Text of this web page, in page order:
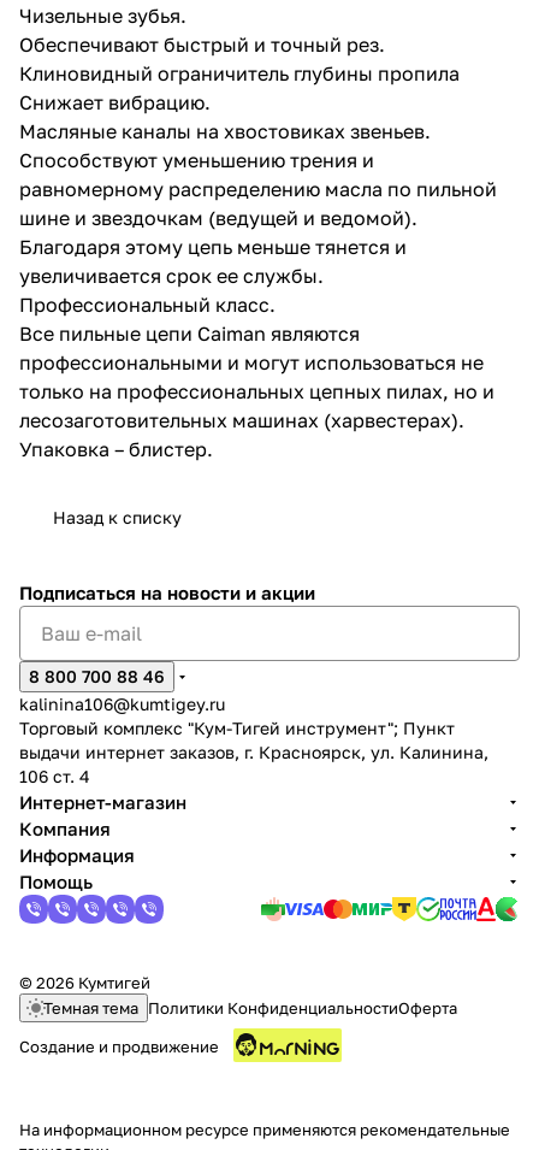
Чизельные зубья.
Обеспечивают быстрый и точный рез.
Клиновидный ограничитель глубины пропила
Снижает вибрацию.
Масляные каналы на хвостовиках звеньев.
Способствуют уменьшению трения и
равномерному распределению масла по пильной
шине и звездочкам (ведущей и ведомой).
Благодаря этому цепь меньше тянется и
увеличивается срок ее службы.
Профессиональный класс.
Все пильные цепи Caiman являются
профессиональными и могут использоваться не
только на профессиональных цепных пилах, но и
лесозаготовительных машинах (харвестерах).
Упаковка – блистер.
Назад к списку
Подписаться на новости и акции
8 800 700 88 46
kalinina106@kumtigey.ru
Торговый комплекс "Кум-Тигей инструмент"; Пункт
выдачи интернет заказов, г. Красноярск, ул. Калинина,
106 ст. 4
Интернет-магазин
Компания
Информация
Помощь
© 2026 Кумтигей
Темная тема Политики КонфиденциальностиОферта
Создание и продвижение
На информационном ресурсе применяются рекомендательные
раз в 2 недели